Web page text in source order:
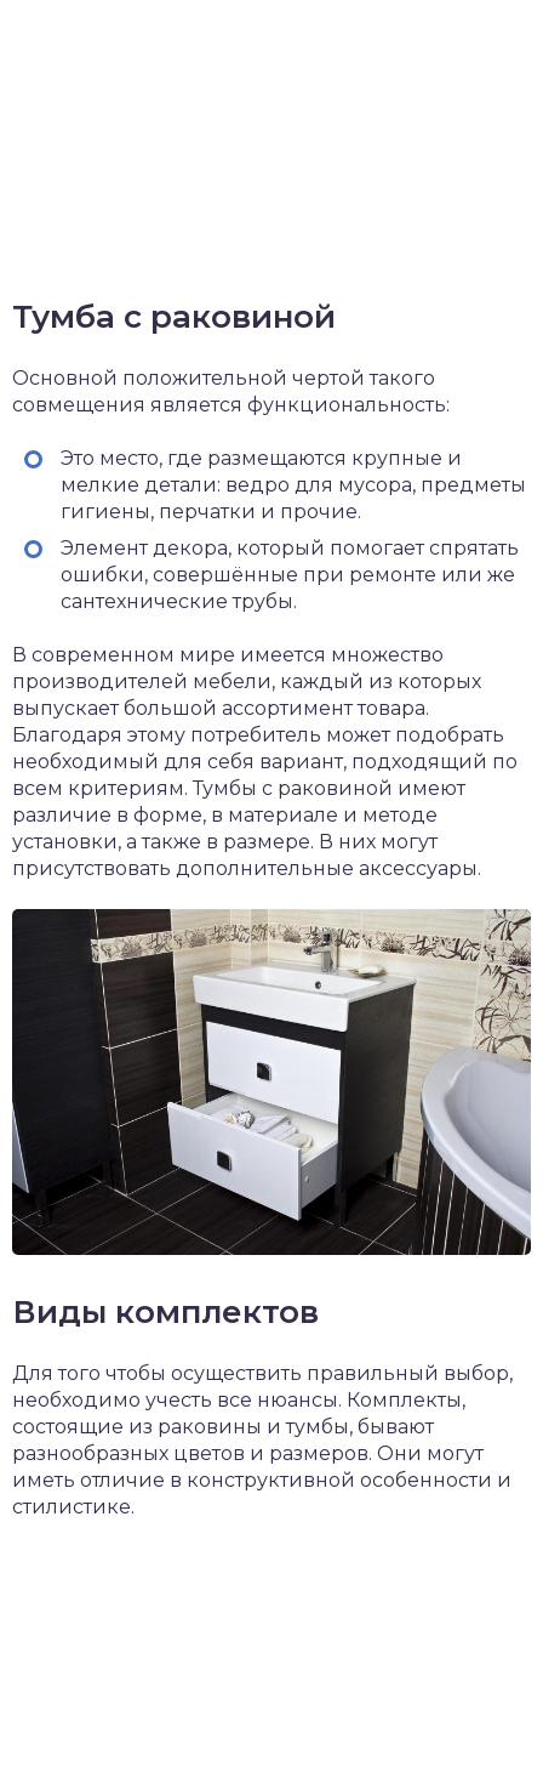
Тумба с раковиной
Основной положительной чертой такого
совмещения является функциональность:
Это место, где размещаются крупные и
мелкие детали: ведро для мусора, предметы
гигиены, перчатки и прочие.
Элемент декора, который помогает спрятать
ошибки, совершённые при ремонте или же
сантехнические трубы.
В современном мире имеется множество
производителей мебели, каждый из которых
выпускает большой ассортимент товара.
Благодаря этому потребитель может подобрать
необходимый для себя вариант, подходящий по
всем критериям. Тумбы с раковиной имеют
различие в форме, в материале и методе
установки, а также в размере. В них могут
присутствовать дополнительные аксессуары.
Виды комплектов
Для того чтобы осуществить правильный выбор,
необходимо учесть все нюансы. Комплекты,
состоящие из раковины и тумбы, бывают
разнообразных цветов и размеров. Они могут
иметь отличие в конструктивной особенности и
стилистике.